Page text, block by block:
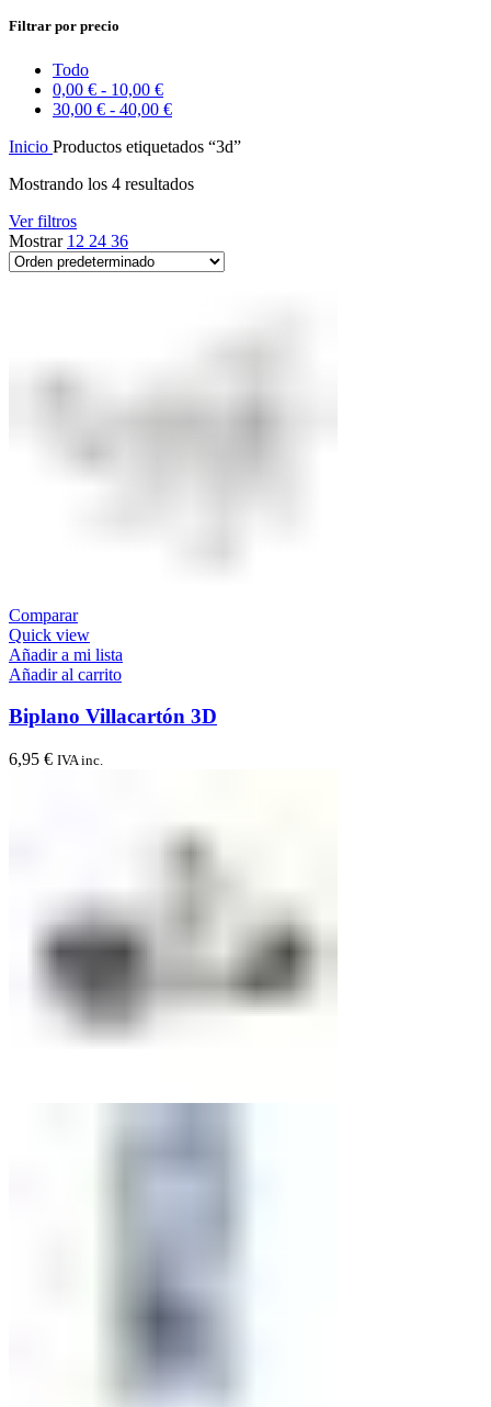
Filtrar por precio
Todo
0,00 € - 10,00 €
30,00 € - 40,00 €
Inicio Productos etiquetados “3d”
Mostrando los 4 resultados
Ver filtros
Mostrar 12 24 36
Comparar
Quick view
Añadir a mi lista
Añadir al carrito
Biplano Villacartón 3D
6,95 € IVA inc.